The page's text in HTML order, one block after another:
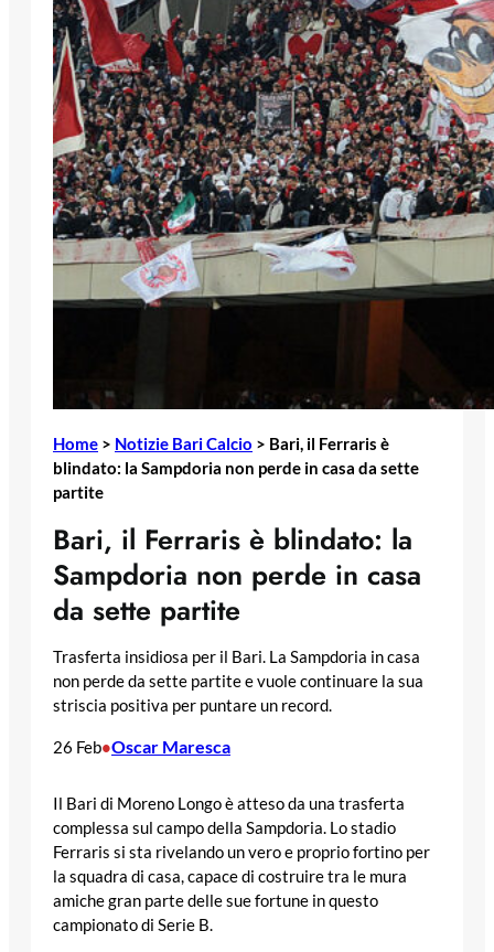
Home > Notizie Bari Calcio > Bari, il Ferraris è
blindato: la Sampdoria non perde in casa da sette
partite
Bari, il Ferraris è blindato: la
Sampdoria non perde in casa
da sette partite
Trasferta insidiosa per il Bari. La Sampdoria in casa
non perde da sette partite e vuole continuare la sua
striscia positiva per puntare un record.
26 Feb•Oscar Maresca
Il Bari di Moreno Longo è atteso da una trasferta
complessa sul campo della Sampdoria. Lo stadio
Ferraris si sta rivelando un vero e proprio fortino per
la squadra di casa, capace di costruire tra le mura
amiche gran parte delle sue fortune in questo
campionato di Serie B.